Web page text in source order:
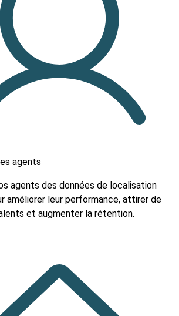
agents
agents des données de localisation
améliorer leur performance, attirer de
et augmenter la rétention.